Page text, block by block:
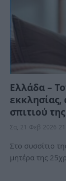
Ελλάδα –
εκκλησίας,
σπιτιού
Σα, 21 Φεβ 2026
Στο συσσίτιο
μητέρα της